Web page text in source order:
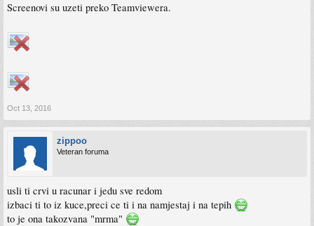
Screenovi su uzeti preko Teamviewera.
Oct 13, 2016
zippoo
Veteran foruma
usli ti crvi u racunar i jedu sve redom
izbaci ti to iz kuce,preci ce ti i na namjestaj i na tepih
to je ona takozvana "mrma"